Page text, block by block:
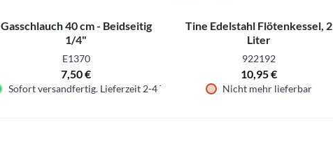
Gasschlauch 40 cm - Beidseitig
1/4"
E1370
7,50 €
Sofort versandfertig. Lieferzeit 2-4 Tage.
Tine Edelstahl Flötenkessel, 2
Liter
922192
10,95 €
Nicht mehr lieferbar